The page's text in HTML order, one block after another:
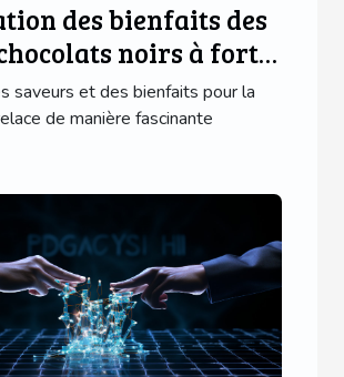
des bienfaits des
noirs à forte
saveurs et des bienfaits pour la
de manière fascinante